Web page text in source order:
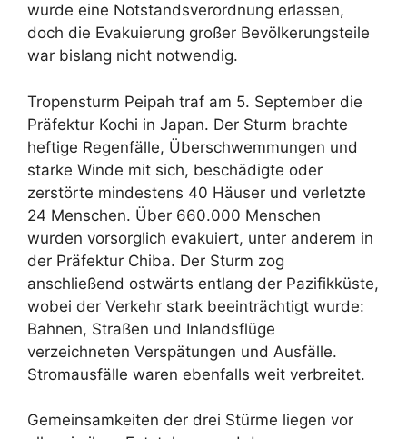
wurde eine Notstandsverordnung erlassen,
doch die Evakuierung großer Bevölkerungsteile
war bislang nicht notwendig.
Tropensturm Peipah traf am 5. September die
Präfektur Kochi in Japan. Der Sturm brachte
heftige Regenfälle, Überschwemmungen und
starke Winde mit sich, beschädigte oder
zerstörte mindestens 40 Häuser und verletzte
24 Menschen. Über 660.000 Menschen
wurden vorsorglich evakuiert, unter anderem in
der Präfektur Chiba. Der Sturm zog
anschließend ostwärts entlang der Pazifikküste,
wobei der Verkehr stark beeinträchtigt wurde:
Bahnen, Straßen und Inlandsflüge
verzeichneten Verspätungen und Ausfälle.
Stromausfälle waren ebenfalls weit verbreitet.
Gemeinsamkeiten der drei Stürme liegen vor